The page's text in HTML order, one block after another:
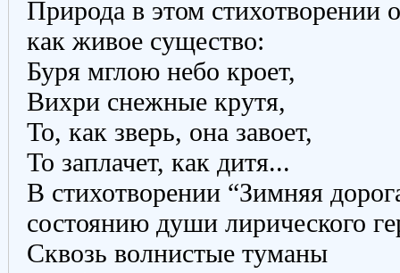
Природа в этом стихотворении
как живое существо:
Буря мглою небо кроет,
Вихри снежные крутя,
То, как зверь, она завоет,
То заплачет, как дитя...
В стихотворении “Зимняя
состоянию души лирического
Сквозь волнистые туманы